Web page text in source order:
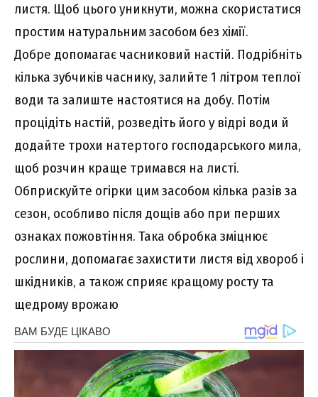
листя. Щоб цього уникнути, можна скористатися
простим натуральним засобом без хімії.
Добре допомагає часниковий настій. Подрібніть
кілька зубчиків часнику, залийте 1 літром теплої
води та залиште настоятися на добу. Потім
процідіть настій, розведіть його у відрі води й
додайте трохи натертого господарського мила,
щоб розчин краще тримався на листі.
Обприскуйте огірки цим засобом кілька разів за
сезон, особливо після дощів або при перших
ознаках пожовтіння. Така обробка зміцнює
рослини, допомагає захистити листя від хвороб і
шкідників, а також сприяє кращому росту та
щедрому врожаю